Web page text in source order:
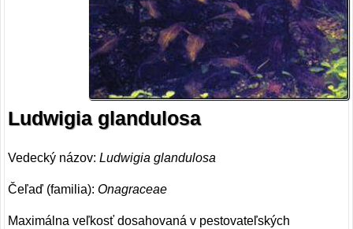
Ludwigia glandulosa
Vedecký názov:Ludwigia glandulosa
Čeľaď (familia):Onagraceae
Maximálna veľkosť dosahovaná v pestovateľských